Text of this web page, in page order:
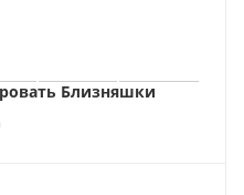
Близняшки